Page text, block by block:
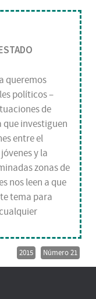
queremos
políticos –
de
que investiguen
entre el
y la
zonas de
nos leen a que
tema para
2015 Número 21